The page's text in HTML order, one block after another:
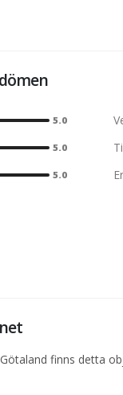
5.0
5.0
5.0
finns detta